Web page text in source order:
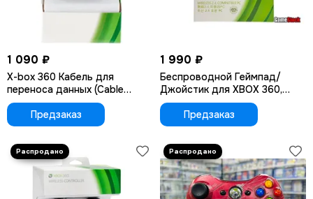
1 090 ₽
Х-box 360 Кабель для
переноса данных (Cable
Transfer Hard Drive)
Предзаказ
1 990 ₽
Беспроводной Геймпад/
Джойстик для XBOX 360,
черный (ресивер)
Предзаказ